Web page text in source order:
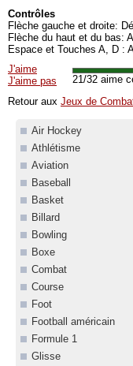
Contrôles
Flèche gauche et droite:
Flèche du haut et du bas:
Espace et Touches A, D :
J'aime
J'aime pas
21/32 aime
Retour aux Jeux de
Air Hockey
Athlétisme
Aviation
Baseball
Basket
Billard
Bowling
Boxe
Combat
Course
Foot
Football américain
Formule 1
Glisse